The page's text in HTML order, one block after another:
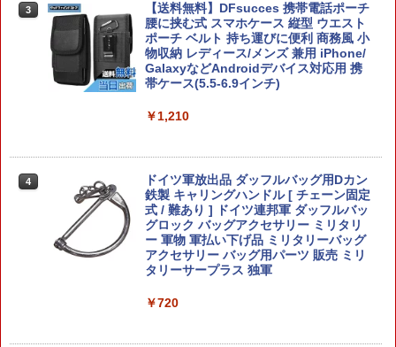
ラボ Vol.2 『マジンガーZ』 “ぼすぼろっ
と” 【MZ02】 (プラモデル)
￥2,999
送料無料◆Blokees CHAMPION CLASS
￥3,180
HG 『機動新世紀ガンダムX』 ガンダム
ヴァサーゴ 1/144 【2825358】 (プラモ
3
【メディコム・トイ公式】BE@RBRICK
HAJIME SORAYAMA MEDICOM TOY 3
0th ANNIVERSARY Model 100％ 3PCS
SET ベアブリック フィギュア 人気 おも
ちゃ おしゃれ かわいい 玩具 人形 置き物
ホビー インテリア グッズ ギフト プレゼ
【送料無料】タカラトミー TS5 リアルサ
イズトーキングフィギュア BX 4904810
081562
￥10,000
3
【送料無料】DFsucces 携帯電話ポーチ
腰に挟む式 スマホケース 縦型 ウエスト
ポーチ ベルト 持ち運びに便利 商務風 小
物収納 レディース/メンズ 兼用 iPhone/
GalaxyなどAndroidデバイス対応用 携
帯ケース(5.5-6.9インチ)
￥1,210
4
ドイツ軍放出品 ダッフルバッグ用Dカン
鉄製 キャリングハンドル [ チェーン固定
式 / 難あり ] ドイツ連邦軍 ダッフルバッ
グロック バッグアクセサリー ミリタリ
ー 軍物 軍払い下げ品 ミリタリーバッグ
アクセサリー バッグ用パーツ 販売 ミリ
タリーサープラス 独軍
￥720